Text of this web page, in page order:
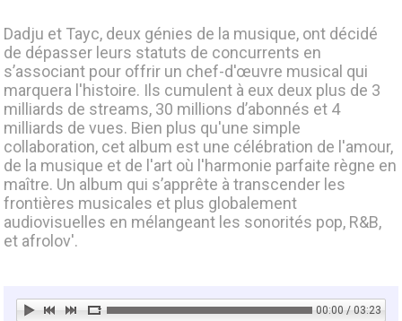
Dadju et Tayc, deux génies de la musique, ont décidé
de dépasser leurs statuts de concurrents en
s’associant pour offrir un chef-d'œuvre musical qui
marquera l'histoire. Ils cumulent à eux deux plus de 3
milliards de streams, 30 millions d’abonnés et 4
milliards de vues. Bien plus qu'une simple
collaboration, cet album est une célébration de l'amour,
de la musique et de l'art où l'harmonie parfaite règne en
maître. Un album qui s’apprête à transcender les
frontières musicales et plus globalement
audiovisuelles en mélangeant les sonorités pop, R&B,
et afrolov'.
00:00 / 03:23